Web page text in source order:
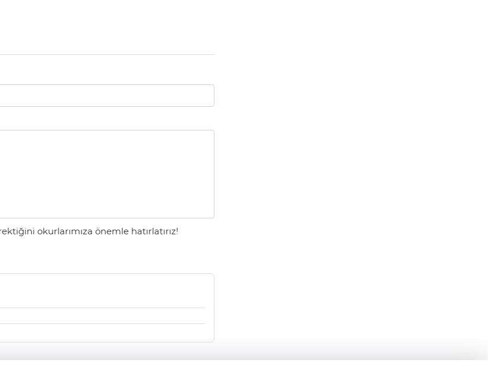
okurlarımıza önemle hatırlatırız!